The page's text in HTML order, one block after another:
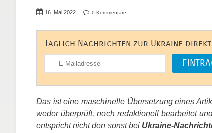
16. Mai 2022 0 Kommentare
Täglich Nachrichten zur Ukraine
Das ist eine maschinelle Übersetzung eines
weder überprüft, noch redaktionell bearbeitet
entspricht nicht den sonst bei Ukraine-